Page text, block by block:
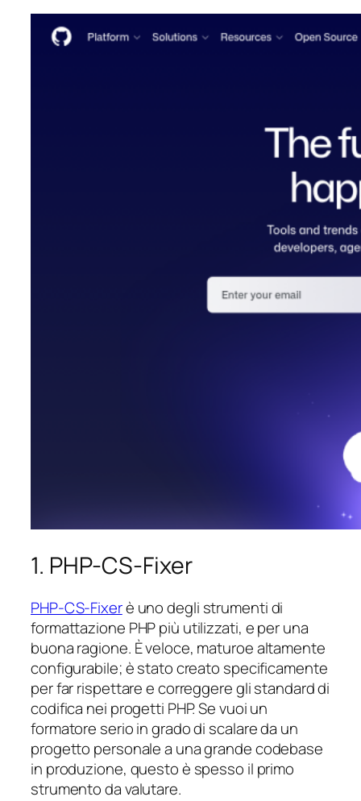
1. PHP-CS-Fixer
PHP-CS-Fixerè uno degli strumenti di
formattazione PHP più utilizzati, e per una
buona ragione. È veloce, maturoe altamente
configurabile; è stato creato specificamente
per far rispettare e correggere gli standard di
codifica nei progetti PHP. Se vuoi un
formatore serio in grado di scalare da un
progetto personale a una grande codebase
in produzione, questo è spesso il primo
strumento da valutare.